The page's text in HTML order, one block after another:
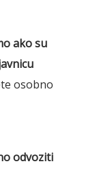
ako su
osobno
odvoziti